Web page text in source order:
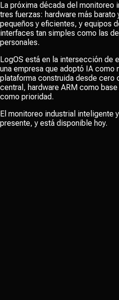
La próxima década del monitoreo
tres fuerzas: hardware más
pequeños y eficientes, y equipos
interfaces tan simples como las
personales.
LogOS está en la intersección de
una empresa que adoptó IA como
plataforma construida desde cero
central, hardware ARM como
como prioridad.
El monitoreo industrial inteligente
presente, y está disponible hoy.